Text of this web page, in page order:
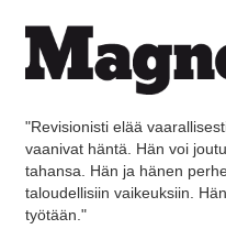
"Revisionisti elää
vaanivat häntä. Hän voi
tahansa. Hän ja hänen
taloudellisiin vaikeuksiin.
työtään."